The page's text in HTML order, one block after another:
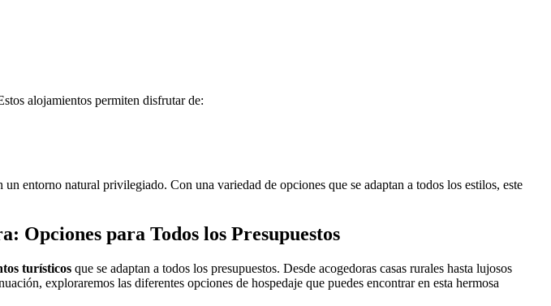
alojamientos permiten disfrutar de:
entorno natural privilegiado. Con una variedad de opciones que se adaptan a todos los estilos, este
Opciones para Todos los Presupuestos
turísticos que se adaptan a todos los presupuestos. Desde acogedoras casas rurales hasta lujosos
exploraremos las diferentes opciones de hospedaje que puedes encontrar en esta hermosa